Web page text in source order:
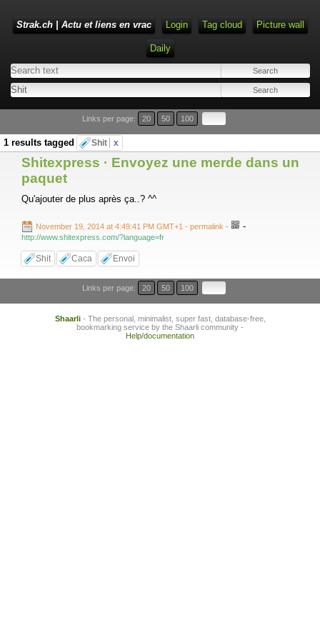
Strak.ch | Actu et liens en vrac Login Tag cloud Picture wall
Daily
Links per page: 20 50 100
1 results tagged Shit x
Shitexpress · Envoyez une merde dans un
paquet
Qu'ajouter de plus après ça..? ^^
November 19, 2014 at 4:49:41 PM GMT+1 - permalink - -
http://www.shitexpress.com/?language=fr
Shit Caca Envoi
Links per page: 20 50 100
Shaarli- The personal, minimalist, super fast, database-free,
bookmarking service by the Shaarli community -
Help/documentation